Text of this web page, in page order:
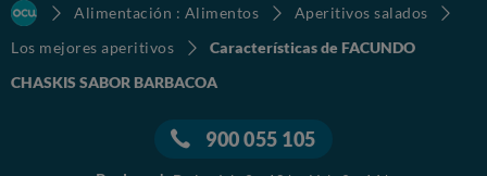
Alimentación : Alimentos
Aperitivos salados
Los mejores aperitivos
Características de FACUNDO
CHASKIS SABOR BARBACOA
900 055 105